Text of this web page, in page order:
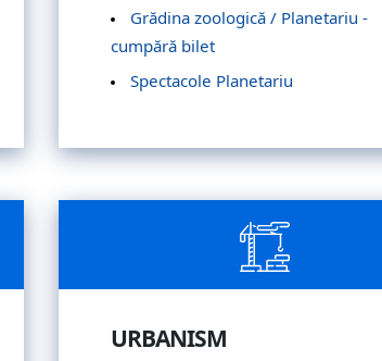
Grădina zoologică / Planetariu -
cumpără bilet
Spectacole Planetariu
URBANISM